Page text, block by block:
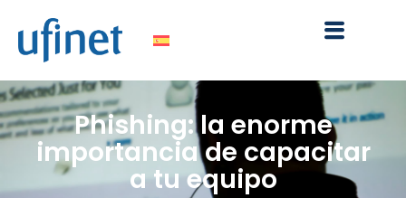
contenido
Phishing: la enorme
importancia de capacitar
a tu equipo